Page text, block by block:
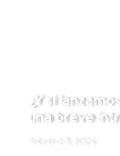
¿Y si
una breve